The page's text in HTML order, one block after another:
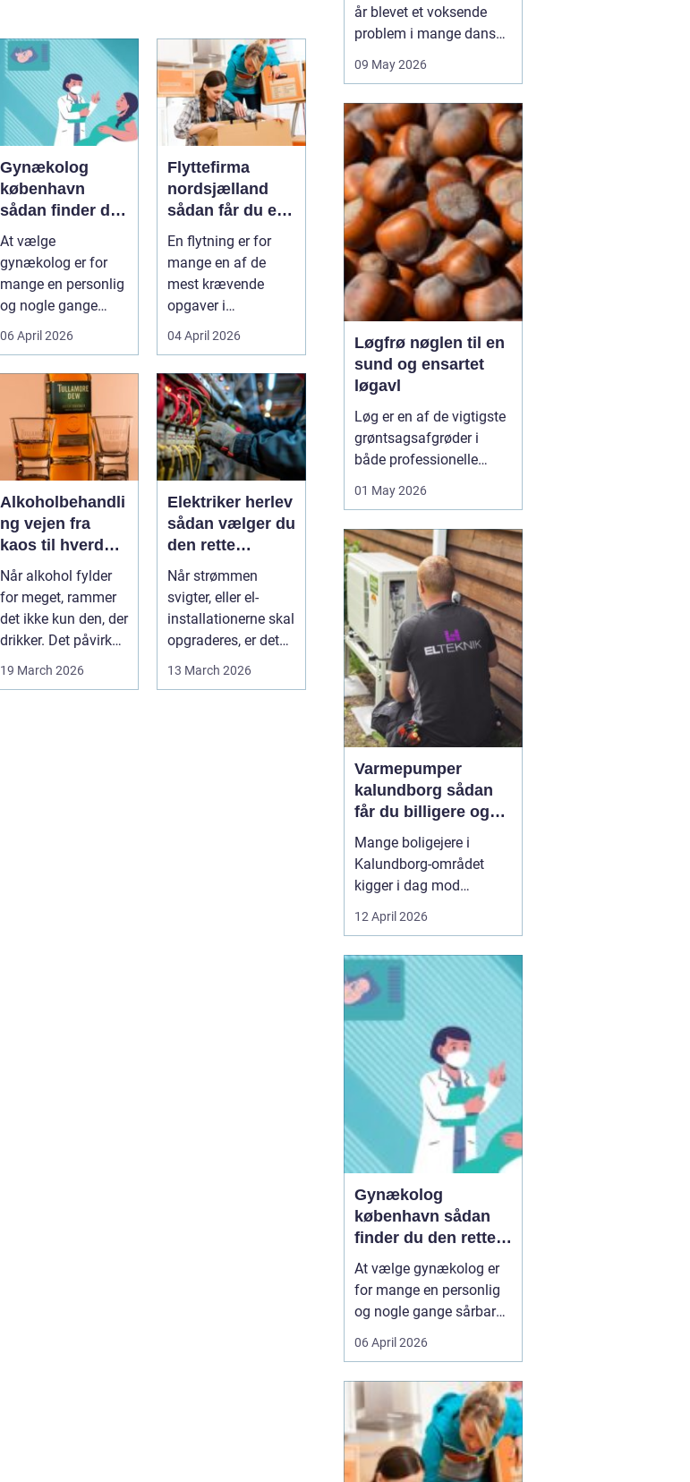
Gynækolog
københavn
sådan finder du
den rette
specialist
At vælge
gynækolog er for
mange en personlig
og nogle gange
sårbar beslutning.
Man skal både føle
si...
06 April 2026
Flyttefirma
nordsjælland
sådan får du en
tryg og effektiv
flytning
En flytning er for
mange en af de
mest krævende
opgaver i
hverdagen. Der er
meget at holde styr
på, ...
04 April 2026
Alkoholbehandli
ng vejen fra
kaos til hverdag
med ro
Når alkohol fylder
for meget, rammer
det ikke kun den, der
drikker. Det påvirker
også familie, arbej...
19 March 2026
Elektriker herlev
sådan vælger du
den rette
fagmand til dine
el-opgaver
Når strømmen
svigter, eller el-
installationerne skal
opgraderes, er det
afgørende at have
13 March 2026
år blevet et voksende
problem i mange danske
undtagelse. De små,
dukker ofte op i nye
boliger, renoverede
lejligheder og
parcelhuse, hvor de
langsomt breder sig fra
rum til rum. Mang...
09 May 2026
Løgfrø nøglen til en
sund og ensartet
løgavl
Løg er en af de vigtigste
grøntsagsafgrøder i
både professionelle
landbrugsproduktioner.
starter med kvaliteten af
Løgfrø, og små forskelle
i frøets sundhed,
sortsege...
01 May 2026
Varmepumper
kalundborg sådan
får du billigere og
mere bæredygtig
varme
Mange boligejere i
Kalundborg-området
kigger i dag mod
varmepumper som en
vej til lavere
behageligt indeklima.
Priserne på energi
svinger, kravene til CO2-
reduktion stiger, og
gamle elradiatorer, olie-
og pillefyr bliver både ...
12 April 2026
Gynækolog
københavn sådan
finder du den rette
specialist
At vælge gynækolog er
for mange en personlig
og nogle gange sårbar
beslutning. Man skal
både føle sig tryg, hørt
storby som København
kan det være svært at
danne sig overblik over
de mange muligheder,
06 April 2026